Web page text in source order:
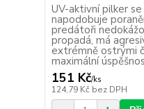
UV-aktivní pilker
napodobuje
predátoři
propadá, má
extrémně ostrými
maximální
151 Kč/ks
124,79 Kč bez DPH